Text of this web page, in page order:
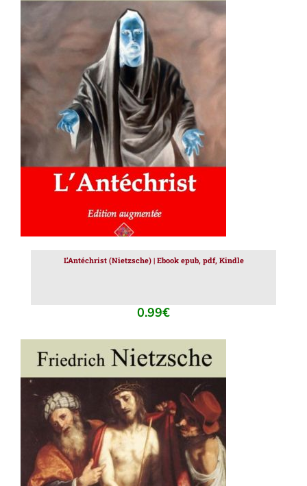
AJOUTER AU PANIER / DÉTAILS
L’Antéchrist (Nietzsche) | Ebook epub, pdf, Kindle
0.99€
AJOUTER AU PANIER DÉTAILS